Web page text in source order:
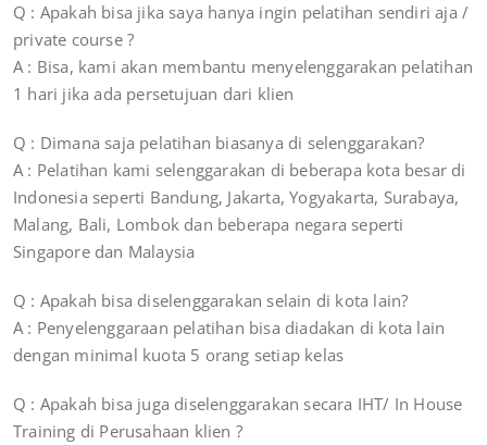
Q : Apakah bisa jika saya hanya ingin pelatihan sendiri aja /
private course ?
A : Bisa, kami akan membantu menyelenggarakan pelatihan
1 hari jika ada persetujuan dari klien
Q : Dimana saja pelatihan biasanya di selenggarakan?
A : Pelatihan kami selenggarakan di beberapa kota besar di
Indonesia seperti Bandung, Jakarta, Yogyakarta, Surabaya,
Malang, Bali, Lombok dan beberapa negara seperti
Singapore dan Malaysia
Q : Apakah bisa diselenggarakan selain di kota lain?
A : Penyelenggaraan pelatihan bisa diadakan di kota lain
dengan minimal kuota 5 orang setiap kelas
Q : Apakah bisa juga diselenggarakan secara IHT/ In House
Training di Perusahaan klien ?